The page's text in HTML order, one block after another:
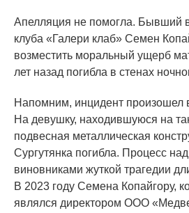
Апелляция не помогла. Бывший
клуба «Галери клаб» Семен
возместить моральный ущерб
лет назад погибла в стенах
Напомним, инцидент произошел
На девушку, находившуюся на
подвесная металлическая
Сургутянка погибла. Процесс
виновниками жуткой трагедии
В 2023 году Семена Копайгору,
являлся директором ООО